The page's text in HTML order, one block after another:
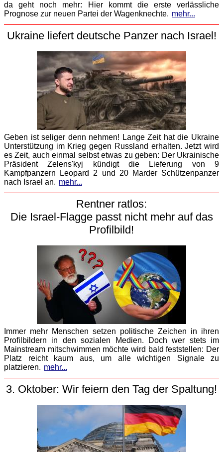
da geht noch mehr: Hier kommt die erste verlässliche
Prognose zur neuen Partei der Wagenknechte. mehr...
Ukraine liefert deutsche Panzer nach Israel!
Geben ist seliger denn nehmen! Lange Zeit hat die Ukraine
Unterstützung im Krieg gegen Russland erhalten. Jetzt wird
es Zeit, auch einmal selbst etwas zu geben: Der Ukrainische
Präsident Zelensʹkyj kündigt die Lieferung von 9
Kampfpanzern Leopard 2 und 20 Marder Schützenpanzer
nach Israel an. mehr...
Rentner ratlos:
Die Israel-Flagge passt nicht mehr auf das
Profilbild!
Immer mehr Menschen setzen politische Zeichen in ihren
Profilbildern in den sozialen Medien. Doch wer stets im
Mainstream mitschwimmen möchte wird bald feststellen: Der
Platz reicht kaum aus, um alle wichtigen Signale zu
platzieren. mehr...
3. Oktober: Wir feiern den Tag der Spaltung!